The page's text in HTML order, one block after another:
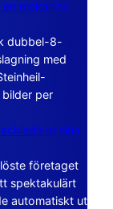
mekanisk
dubbel-8-
med
per
ut sina
företaget
spektakulärt
automatiskt ut